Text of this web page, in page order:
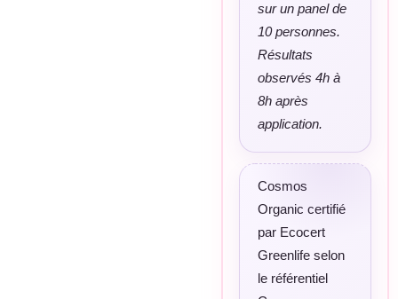
sur un panel de
10 personnes.
Résultats
observés 4h à
8h après
application.
Cosmos
Organic certifié
par Ecocert
Greenlife selon
le référentiel